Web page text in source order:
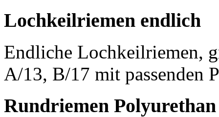
Lochkeilriemen endlich
Endliche Lochkeilriemen,
A/13, B/17 mit passenden
Rundriemen Polyurethan